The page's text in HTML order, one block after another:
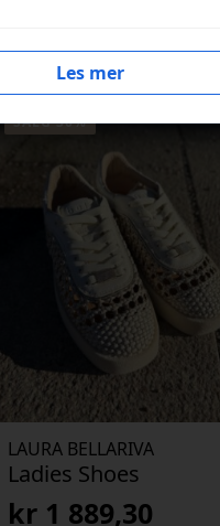
SALG 30%
LAURA BELLARIVA
Ladies Shoes
kr 1 889,30
Les mer